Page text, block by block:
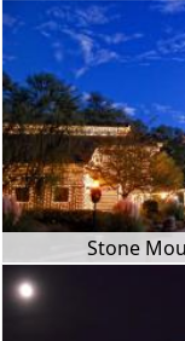
Stone